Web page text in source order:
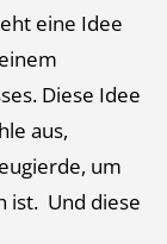
eine Idee
Diese Idee
aus,
um
ist. Und diese